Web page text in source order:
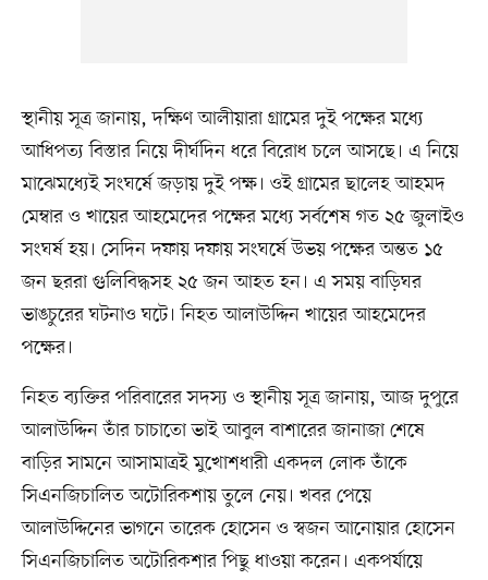
স্থানীয় সূত্র জানায়, দক্ষিণ আলীয়ারা গ্রামের দুই পক্ষের মধ্যে
আধিপত্য বিস্তার নিয়ে দীর্ঘদিন ধরে বিরোধ চলে আসছে। এ নিয়ে
মাঝেমধ্যেই সংঘর্ষে জড়ায় দুই পক্ষ। ওই গ্রামের ছালেহ আহমদ
মেম্বার ও খায়ের আহমেদের পক্ষের মধ্যে সর্বশেষ গত ২৫ জুলাইও
সংঘর্ষ হয়। সেদিন দফায় দফায় সংঘর্ষে উভয় পক্ষের অন্তত ১৫
জন ছররা গুলিবিদ্ধসহ ২৫ জন আহত হন। এ সময় বাড়িঘর
ভাঙচুরের ঘটনাও ঘটে। নিহত আলাউদ্দিন খায়ের আহমেদের
পক্ষের।
নিহত ব্যক্তির পরিবারের সদস্য ও স্থানীয় সূত্র জানায়, আজ দুপুরে
আলাউদ্দিন তাঁর চাচাতো ভাই আবুল বাশারের জানাজা শেষে
বাড়ির সামনে আসামাত্রই মুখোশধারী একদল লোক তাঁকে
সিএনজিচালিত অটোরিকশায় তুলে নেয়। খবর পেয়ে
আলাউদ্দিনের ভাগনে তারেক হোসেন ও স্বজন আনোয়ার হোসেন
সিএনজিচালিত অটোরিকশার পিছু ধাওয়া করেন। একপর্যায়ে